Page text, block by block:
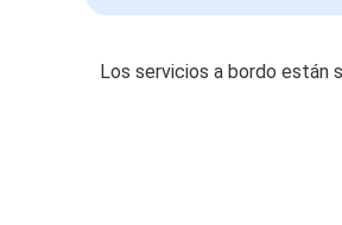
Los servicios a bordo están